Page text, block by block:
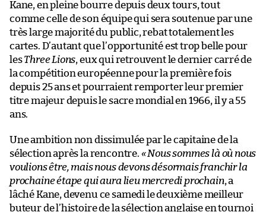
Kane, en pleine bourre depuis deux tours, tout
comme celle de son équipe qui sera soutenue par une
très large majorité du public, rebat totalement les
cartes. D’autant que l’opportunité est trop belle pour
lesThree Lions, eux qui retrouvent le dernier carré de
la compétition européenne pour la première fois
depuis 25 ans et pourraient remporter leur premier
titre majeur depuis le sacre mondial en 1966, il y a 55
ans.
Une ambition non dissimulée par le capitaine de la
sélection après la rencontre. « Nous sommes là où nous
voulions être, mais nous devons désormais franchir la
prochaine étape qui aura lieu mercredi prochain, a
lâché Kane, devenu ce samedi le deuxième meilleur
buteur de l’histoire de la sélection anglaise en tournoi